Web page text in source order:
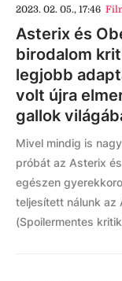
2023. 02. 05., 17:46
Asterix és
birodalom
legjobb
volt újra
gallok
Mivel mindig is
próbát az Asterix
egészen
teljesített nálunk az
(Spoilermentes